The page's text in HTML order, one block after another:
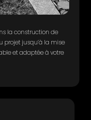
la construction de
projet jusqu’à la mise
et adaptée à votre